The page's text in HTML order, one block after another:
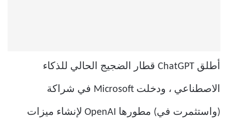
أطلق ChatGPT قطار الضجيج الحالي للذكاء
الاصطناعي ، ودخلت Microsoft في شراكة
(واستثمرت في) مطورها OpenAI لإنشاء ميزات